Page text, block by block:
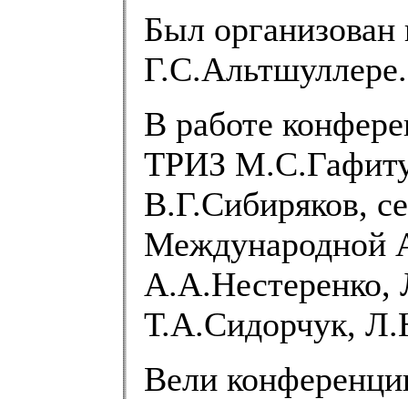
Был
Г.С.Альтшуллере.
В работе
ТРИЗ
В.Г.Сибиряков,
Международной
А.А.Нестеренко,
Т.А.Сидорчук,
Вели